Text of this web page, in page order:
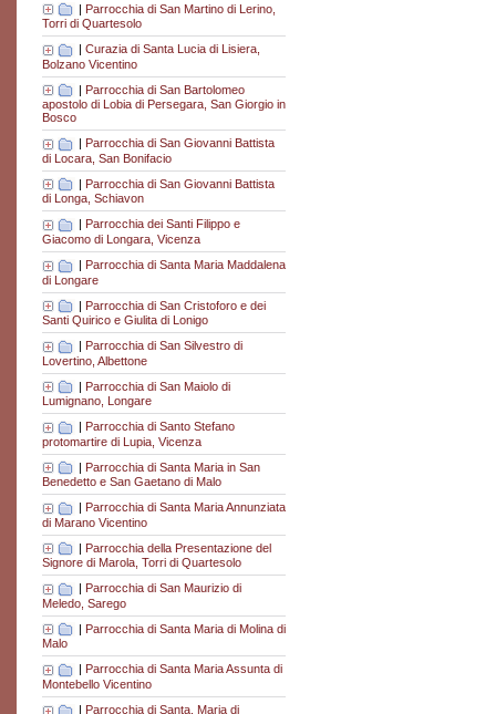
| Parrocchia di San Martino di Lerino,
Torri di Quartesolo
Curazia di Santa Lucia di Lisiera,
Bolzano Vicentino
| Parrocchia di San Bartolomeo
apostolo di Lobia di Persegara, San Giorgio in
Bosco
Parrocchia di San Giovanni Battista
di Locara, San Bonifacio
| Parrocchia di San Giovanni Battista
di Longa, Schiavon
Parrocchia dei Santi Filippo e
Giacomo di Longara, Vicenza
| Parrocchia di Santa Maria Maddalena
di Longare
| Parrocchia di San Cristoforo e dei
Santi Quirico e Giulita di Lonigo
| Parrocchia di San Silvestro di
Lovertino, Albettone
| Parrocchia di San Maiolo di
Lumignano, Longare
| Parrocchia di Santo Stefano
protomartire di Lupia, Vicenza
| Parrocchia di Santa Maria in San
Benedetto e San Gaetano di Malo
Parrocchia di Santa Maria Annunziata
di Marano Vicentino
| Parrocchia della Presentazione del
Signore di Marola, Torri di Quartesolo
Parrocchia di San Maurizio di
Meledo, Sarego
| Parrocchia di Santa Maria di Molina di
Malo
Parrocchia di Santa Maria Assunta di
Montebello Vicentino
| Parrocchia di Santa. Maria di